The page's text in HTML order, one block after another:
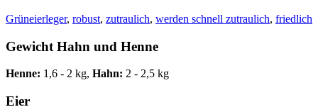
Grüneierleger, robust, zutraulich, werden schnell zutraulich, friedlich
Gewicht Hahn und Henne
Henne: 1,6 - 2 kg, Hahn: 2 - 2,5 kg
Eier